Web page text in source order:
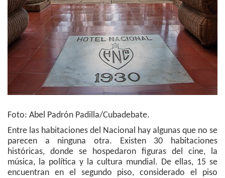
Foto: Abel Padrón Padilla/Cubadebate.
Entre las habitaciones del Nacional hay algunas que no se
parecen a ninguna otra. Existen 30 habitaciones
históricas, donde se hospedaron figuras del cine, la
música, la política y la cultura mundial. De ellas, 15 se
encuentran en el segundo piso, considerado el piso